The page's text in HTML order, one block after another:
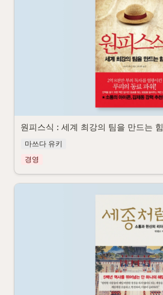
원피스식 : 세계 최강의 팀을 만드는 힘
마쓰다 유키
경영